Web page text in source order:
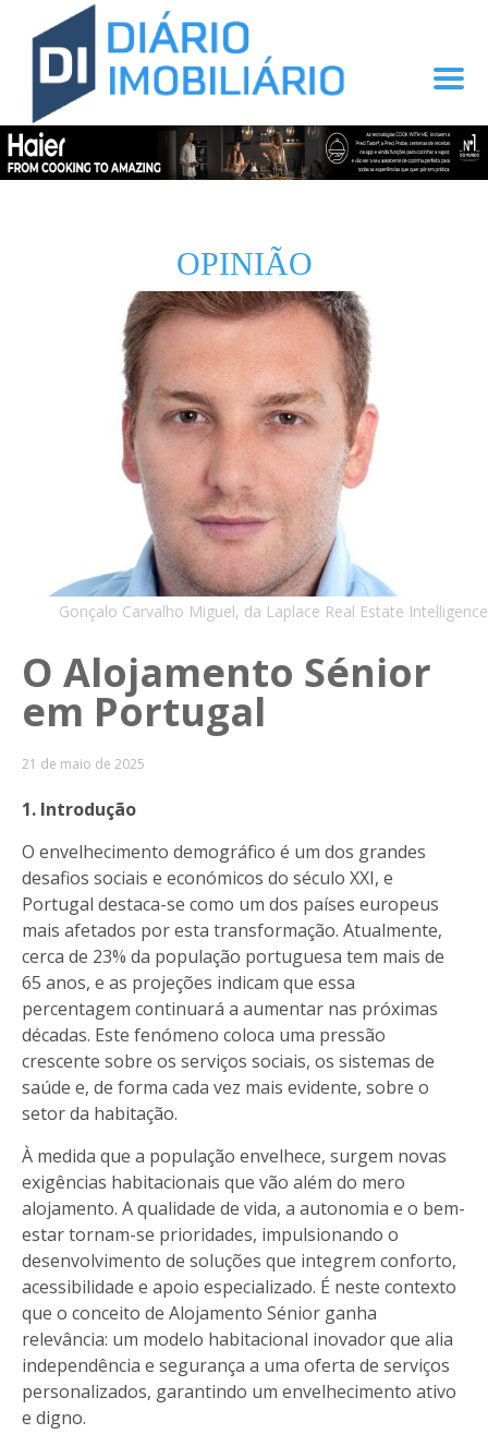
OPINIÃO
Gonçalo Carvalho Miguel, da Laplace Real Estate Intelligence
O Alojamento Sénior
em Portugal
21 de maio de 2025
1. Introdução
O envelhecimento demográfico é um dos grandes
desafios sociais e económicos do século XXI, e
Portugal destaca-se como um dos países europeus
mais afetados por esta transformação. Atualmente,
cerca de 23% da população portuguesa tem mais de
65 anos, e as projeções indicam que essa
percentagem continuará a aumentar nas próximas
décadas. Este fenómeno coloca uma pressão
crescente sobre os serviços sociais, os sistemas de
saúde e, de forma cada vez mais evidente, sobre o
setor da habitação.
À medida que a população envelhece, surgem novas
exigências habitacionais que vão além do mero
alojamento. A qualidade de vida, a autonomia e o bem-
estar tornam-se prioridades, impulsionando o
desenvolvimento de soluções que integrem conforto,
acessibilidade e apoio especializado. É neste contexto
que o conceito de Alojamento Sénior ganha
relevância: um modelo habitacional inovador que alia
independência e segurança a uma oferta de serviços
personalizados, garantindo um envelhecimento ativo
e digno.